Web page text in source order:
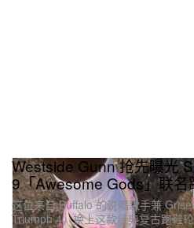
Westside Gunn 抢先曝光
9「Awesome Gods」联名
这位来自 Buffalo 的说唱歌手兼
Triumph 4，换上这款经典复古跑鞋